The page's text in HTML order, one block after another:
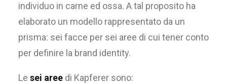
individuo in carne ed ossa. A tal proposito ha
elaborato un modello rappresentato da un
prisma: sei facce per sei aree di cui tener conto
per definire la brand identity.
Le sei aree di Kapferer sono: